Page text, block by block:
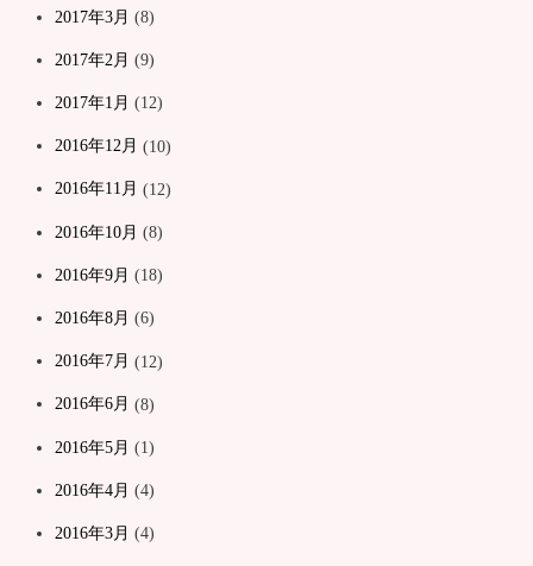
2017年3月 (8)
2017年2月 (9)
2017年1月 (12)
2016年12月 (10)
2016年11月 (12)
2016年10月 (8)
2016年9月 (18)
2016年8月 (6)
2016年7月 (12)
2016年6月 (8)
2016年5月 (1)
2016年4月 (4)
2016年3月 (4)